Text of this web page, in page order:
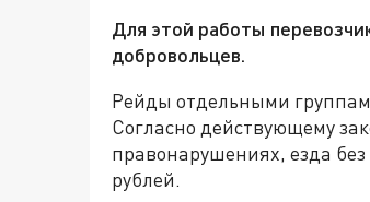
Для этой работы
добровольцев.
Рейды отдельными
Согласно действующему
правонарушениях, езда
рублей.